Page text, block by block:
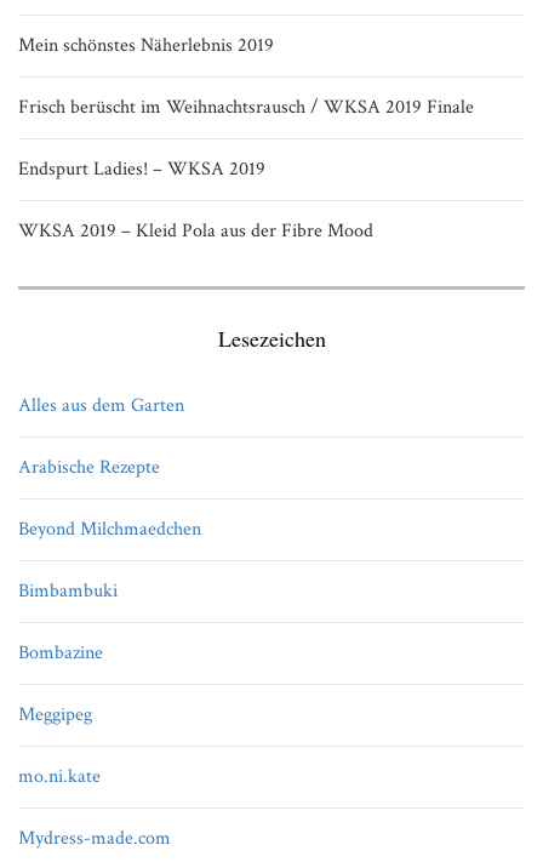
Mein schönstes Näherlebnis 2019
Frisch berüscht im Weihnachtsrausch / WKSA 2019 Finale
Endspurt Ladies! – WKSA 2019
WKSA 2019 – Kleid Pola aus der Fibre Mood
Lesezeichen
Alles aus dem Garten
Arabische Rezepte
Beyond Milchmaedchen
Bimbambuki
Bombazine
Meggipeg
mo.ni.kate
Mydress-made.com